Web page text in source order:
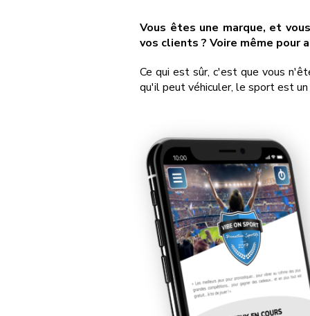
Vous êtes une marque, et
vos clients ? Voire même pour
Ce qui est sûr, c'est que vous
qu'il peut véhiculer, le sport est